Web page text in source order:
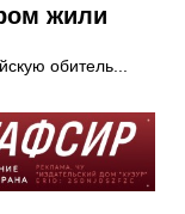
жили
обитель...